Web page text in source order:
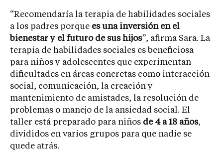
“Recomendaría la terapia de habilidades sociales
a los padres porque es una inversión en el
bienestar y el futuro de sus hijos”, afirma Sara. La
terapia de habilidades sociales es beneficiosa
para niños y adolescentes que experimentan
dificultades en áreas concretas como interacción
social, comunicación, la creación y
mantenimiento de amistades, la resolución de
problemas o manejo de la ansiedad social. El
taller está preparado para niños de 4 a 18 años,
divididos en varios grupos para que nadie se
quede atrás.